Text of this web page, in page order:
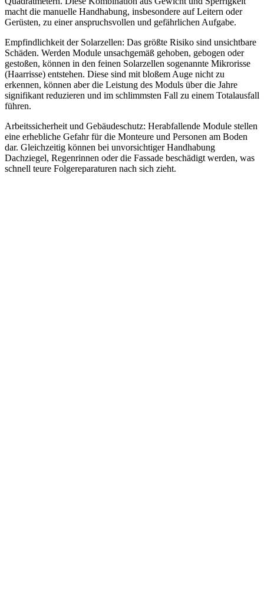
macht die manuelle Handhabung, insbesondere auf Leitern oder
Gerüsten, zu einer anspruchsvollen und gefährlichen Aufgabe.
Empfindlichkeit der Solarzellen: Das größte Risiko sind unsichtbare
Schäden. Werden Module unsachgemäß gehoben, gebogen oder
gestoßen, können in den feinen Solarzellen sogenannte Mikrorisse
(Haarrisse) entstehen. Diese sind mit bloßem Auge nicht zu
erkennen, können aber die Leistung des Moduls über die Jahre
signifikant reduzieren und im schlimmsten Fall zu einem Totalausfall
führen.
Arbeitssicherheit und Gebäudeschutz: Herabfallende Module stellen
eine erhebliche Gefahr für die Monteure und Personen am Boden
dar. Gleichzeitig können bei unvorsichtiger Handhabung
Dachziegel, Regenrinnen oder die Fassade beschädigt werden, was
schnell teure Folgereparaturen nach sich zieht.